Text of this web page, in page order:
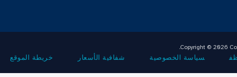
Copyright © 2026
سياسة الخصوصية شفافية الأسعار خريطة الموقع